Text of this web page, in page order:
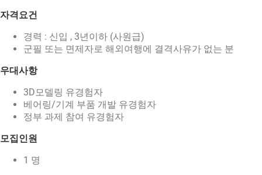
English
자격요건
경력 : 신입 , 3년이하 (사원급)
군필 또는 면제자로 해외여행에 결격사유가 없는 분
우대사항
3D모델링 유경험자
베어링/기계 부품 개발 유경험자
정부 과제 참여 유경험자
모집인원
1 명